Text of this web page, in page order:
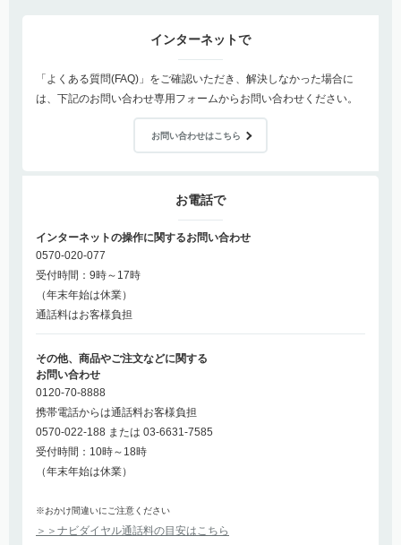
インターネットで
「よくある質問(FAQ)」をご確認いただき、解決しなかった場合に
は、下記のお問い合わせ専用フォームからお問い合わせください。
お問い合わせはこちら
お電話で
インターネットの操作に関するお問い合わせ
0570-020-077
受付時間：9時～17時
（年末年始は休業）
通話料はお客様負担
その他、商品やご注文などに関する
お問い合わせ
0120-70-8888
携帯電話からは通話料お客様負担
0570-022-188 または 03-6631-7585
受付時間：10時～18時
（年末年始は休業）
※おかけ間違いにご注意ください
＞＞ナビダイヤル通話料の目安はこちら